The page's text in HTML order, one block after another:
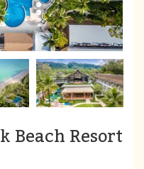
Beach Resort